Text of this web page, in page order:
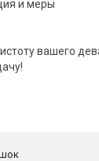
и меры
вашего